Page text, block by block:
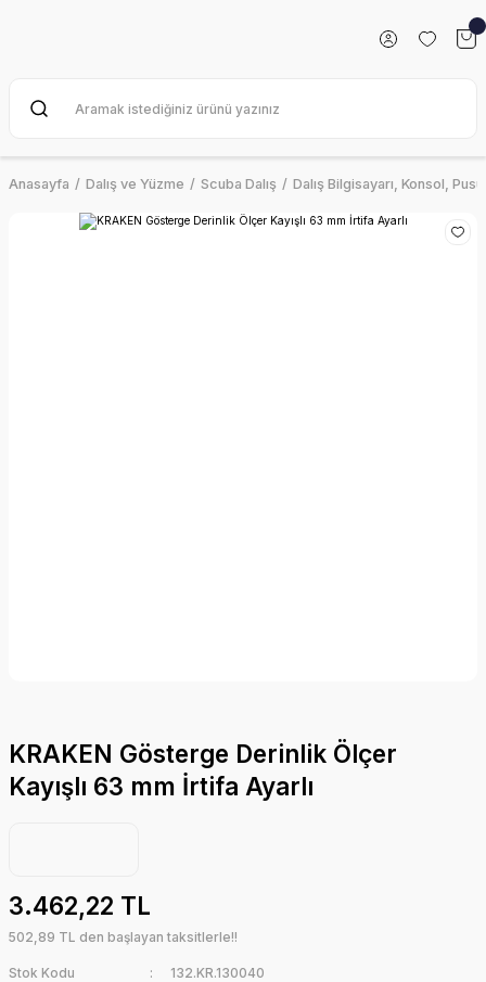
Anasayfa Dalış ve Yüzme Scuba Dalış Dalış Bilgisayarı, Konsol,
KRAKEN Gösterge Derinlik Ölçer
Kayışlı 63 mm İrtifa Ayarlı
3.462,22 TL
502,89 TL den başlayan taksitlerle!!
Stok Kodu
132.KR.130040